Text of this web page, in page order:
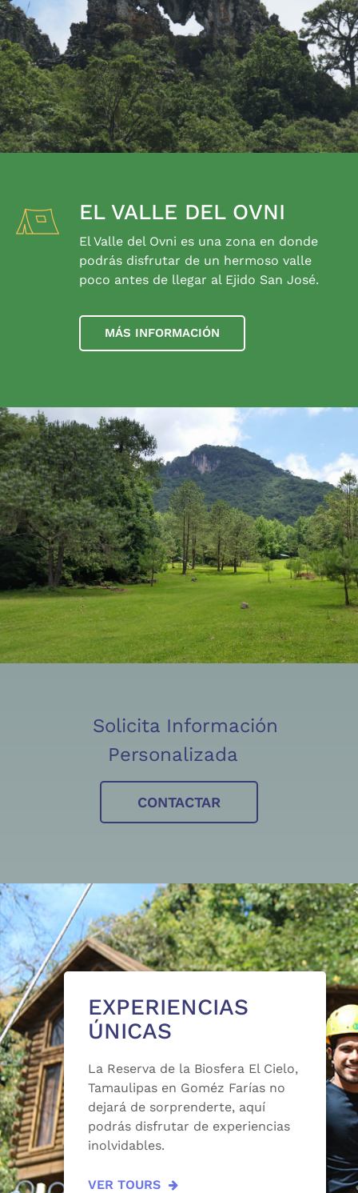
EL VALLE DEL OVNI
El Valle del Ovni es una zona en donde
podrás disfrutar de un hermoso valle
poco antes de llegar al Ejido San José.
MÁS INFORMACIÓN
Solicita Información
Personalizada
CONTACTAR
EXPERIENCIAS
ÚNICAS
La Reserva de la Biosfera El Cielo,
Tamaulipas en Goméz Farías no
dejará de sorprenderte, aquí
podrás disfrutar de experiencias
inolvidables.
VER TOURS